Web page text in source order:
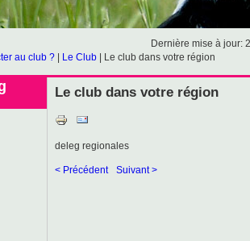
au club ? Le Club Le club dans votre région
Dernière mise à jour:
Le club dans votre région
deleg regionales
< Précédent Suivant >